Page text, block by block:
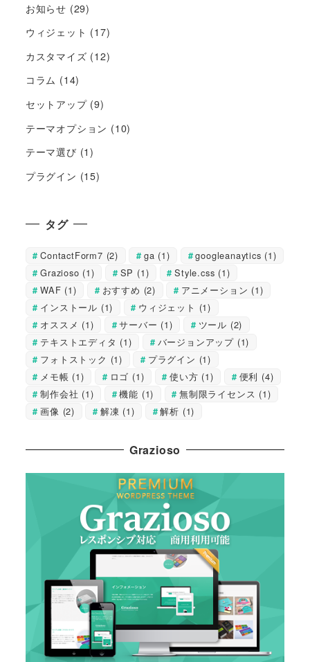
お知らせ (29)
ウィジェット (17)
カスタマイズ (12)
コラム (14)
セットアップ(9)
テーマオプション (10)
テーマ選び (1)
プラグイン (15)
タグ
ContactForm7 (2) ga (1) googleanaytics (1)
Grazioso (1) SP (1) Style.css (1)
WAF (1) おすすめ (2) アニメーション (1)
インストール (1) ウィジェット (1)
オススメ (1) サーバー (1) ツール (2)
テキストエディタ (1) バージョンアップ (1)
フォトストック (1) プラグイン (1)
メモ帳 (1) ロゴ (1) 使い方 (1) 便利 (4)
制作会社 (1) 機能 (1) 無制限ライセンス (1)
画像 (2) 解凍 (1) 解析 (1)
Grazioso